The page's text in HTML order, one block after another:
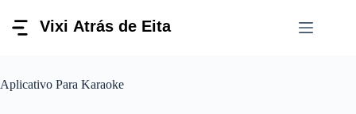
para
Aplicativo Para Karaoke